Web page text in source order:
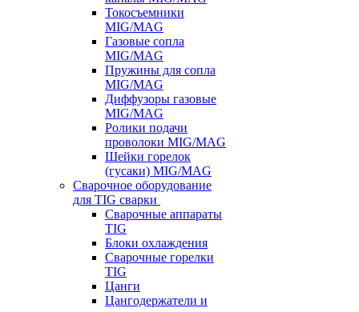
Токосъемники
MIG/MAG
Газовые сопла
MIG/MAG
Пружины для сопла
MIG/MAG
Диффузоры газовые
MIG/MAG
Ролики подачи
проволоки MIG/MAG
Шейки горелок
(гусаки) MIG/MAG
Сварочное оборудование
для TIG сварки
Сварочные аппараты
TIG
Блоки охлаждения
Сварочные горелки
TIG
Цанги
Цангодержатели и